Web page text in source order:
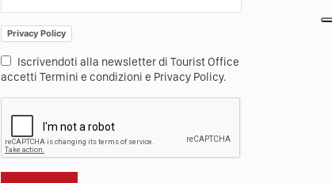
Privacy Policy
Iscrivendoti alla newsletter di Tourist Office
accetti Termini e condizioni e Privacy Policy.